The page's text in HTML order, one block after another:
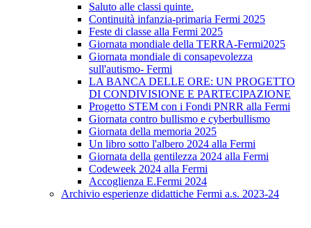
Saluto alle classi quinte.
Continuità infanzia-primaria Fermi 2025
Feste di classe alla Fermi 2025
Giornata mondiale della TERRA-Fermi2025
Giornata mondiale di consapevolezza
sull'autismo- Fermi
LA BANCA DELLE ORE: UN PROGETTO
DI CONDIVISIONE E PARTECIPAZIONE
Progetto STEM con i Fondi PNRR alla Fermi
Giornata contro bullismo e cyberbullismo
Giornata della memoria 2025
Un libro sotto l'albero 2024 alla Fermi
Giornata della gentilezza 2024 alla Fermi
Codeweek 2024 alla Fermi
Accoglienza E.Fermi 2024
Archivio esperienze didattiche Fermi a.s. 2023-24